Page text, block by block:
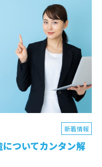
新着情報
ついてカンタン解